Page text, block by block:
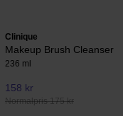
Clinique
Makeup Brush Cleanser
236 ml
158 kr
Normalpris 175 kr